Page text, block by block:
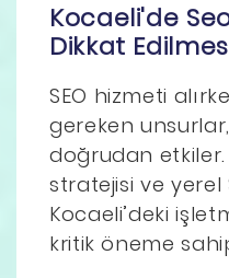
Kocaeli'de
Dikkat
SEO hizmeti
gereken
doğrudan etkiler.
stratejisi ve yerel
Kocaeli’deki
kritik öneme